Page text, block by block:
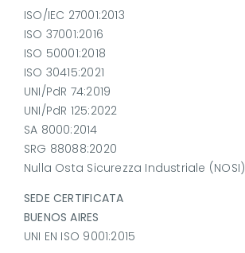
ISO/IEC 27001:2013
ISO 37001:2016
ISO 50001:2018
ISO 30415:2021
UNI/PdR 74:2019
UNI/PdR 125:2022
SA 8000:2014
SRG 88088:2020
Nulla Osta Sicurezza Industriale (NOSI)
SEDE CERTIFICATA
BUENOS AIRES
UNI EN ISO 9001:2015